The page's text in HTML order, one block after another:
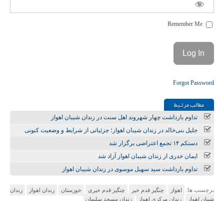
Forgot Password
مطالب مرتـبط
تداوم بازداشت چهار شهروند اهل سنت در زندان شیبان اهواز
جلیل بنی‌خالد در زندان شیبان اهواز؛ جزئیاتی از شرایط و وضعیت کنونی
دستکم ۱۴ تجمع اعتراضی برگزار شد
ایمان خدری از زندان شیبان اهواز آزاد شد
تداوم بازداشت سید سهیل موسوی در زندان شیبان اهواز
برچسب ها: اهواز چنگیز قدم خیر چنگیز قدم خیری خوزستان زندان اهواز
زندان
شیبان اهواز
زندان مرکزی اهواز زندان مسجد سلیمان